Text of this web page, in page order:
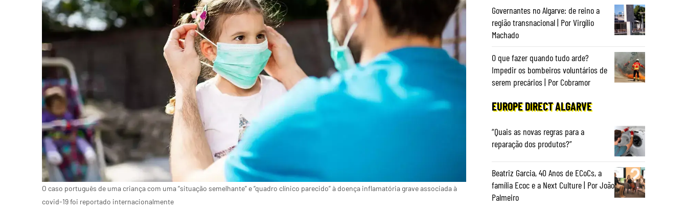
O caso português de uma criança com uma “situação semelhante” e “quadro clínico parecido” à doença inflamatória grave associada à
covid-19 foi reportado internacionalmente
Governantes no Algarve: de reino a
região transnacional | Por Virgílio
Machado
O que fazer quando tudo arde?
Impedir os bombeiros voluntários de
serem precários | Por Cobramor
EUROPE DIRECT ALGARVE
“Quais as novas regras para a
reparação dos produtos?”
Beatriz Garcia, 40 Anos de ECoCs, a
família Ecoc e a Next Culture | Por João
Palmeiro